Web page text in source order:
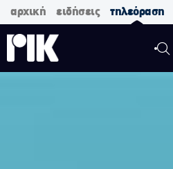
αρχική ειδήσεις τηλεόραση